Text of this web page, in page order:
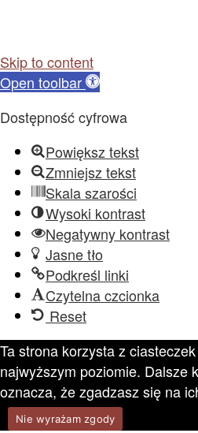
Skip to content
Open toolbar
Dostępność cyfrowa
Powiększ tekst
Zmniejsz tekst
Skala szarości
Wysoki kontrast
Negatywny kontrast
Jasne tło
Podkreśl linki
Czytelna czcionka
Reset
Ta strona korzysta z
najwyższym poziomie. Dalsze
oznacza, że zgadzasz się na
Nie wyrażam zgody